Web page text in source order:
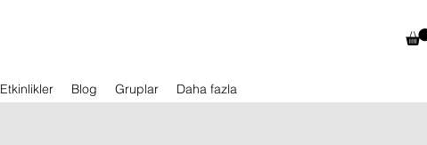
Etkinlikler Blog Gruplar Daha fazla